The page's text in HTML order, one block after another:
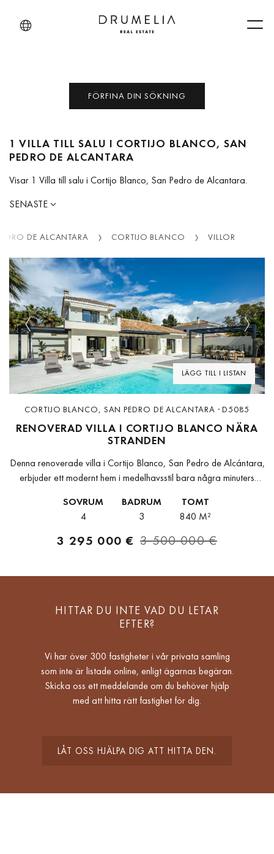
FÖRFINA DIN SÖKNING
1 VILLA TILL SALU I CORTIJO BLANCO, SAN
PEDRO DE ALCANTARA
Visar 1 Villa till salu i Cortijo Blanco, San Pedro de Alcantara.
SENASTE
DE ALCANTARA CORTIJO BLANCO VILLOR
LÄGG TILL I LISTAN
Previous Next
CORTIJO BLANCO, SAN PEDRO DE ALCANTARA · D5085
RENOVERAD VILLA I CORTIJO BLANCO NÄRA
STRANDEN
Denna renoverade villa i Cortijo Blanco, San Pedro de Alcántara,
erbjuder ett modernt hem i medelhavsstil bara några minuters
lugn återvändsgata kombinerar...
SOVRUM
4
BADRUM
3
TOMT
840 M²
3 295 000 € 3 500 000 €
HITTAR DU INTE VAD DU LETAR
EFTER?
Vi har över 300 fastigheter i vår privata samling
som inte är listade online, enligt ägarnas begäran.
Skicka oss ett meddelande om du behöver hjälp
med att hitta rätt fastighet för dig.
LÅT OSS HJÄLPA DIG ATT HITTA DEN.